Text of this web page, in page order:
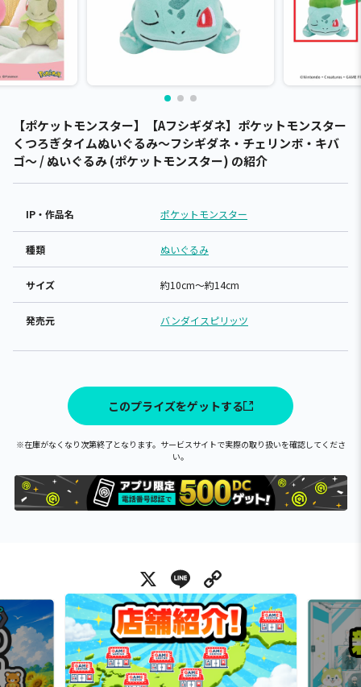
【ポケットモンスター】【Aフシギダネ】ポケットモンスター
くつろぎタイムぬいぐるみ～フシギダネ・チェリンボ・キバ
ゴ～ / ぬいぐるみ (ポケットモンスター) の紹介
IP・作品名 ポケットモンスター
種類 ぬいぐるみ
サイズ 約10cm～約14cm
発売元 バンダイスピリッツ
このプライズをゲットする
※在庫がなくなり次第終了となります。サービスサイトで実際の取り扱いを確認してくださ
い。
X Line